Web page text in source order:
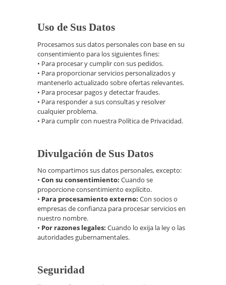
Uso de Sus Datos
Procesamos sus datos personales con base en su
consentimiento para los siguientes fines:
• Para procesar y cumplir con sus pedidos.
• Para proporcionar servicios personalizados y
mantenerlo actualizado sobre ofertas relevantes.
• Para procesar pagos y detectar fraudes.
• Para responder a sus consultas y resolver
cualquier problema.
• Para cumplir con nuestra Política de Privacidad.
Divulgación de Sus Datos
No compartimos sus datos personales, excepto:
• Con su consentimiento: Cuando se
proporcione consentimiento explícito.
• Para procesamiento externo: Con socios o
empresas de confianza para procesar servicios en
nuestro nombre.
• Por razones legales: Cuando lo exija la ley o las
autoridades gubernamentales.
Seguridad